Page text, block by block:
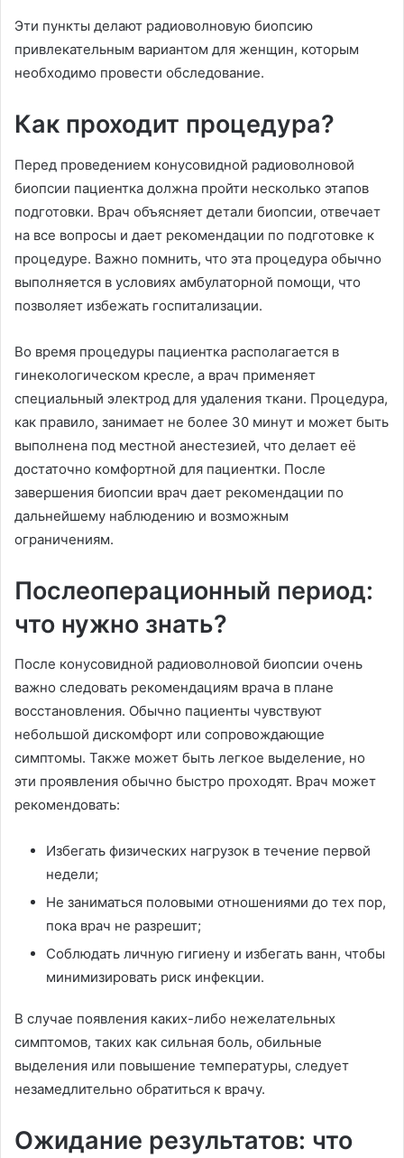
Эти пункты делают радиоволновую биопсию
привлекательным вариантом для женщин, которым
необходимо провести обследование.
Как проходит процедура?
Перед проведением конусовидной радиоволновой
биопсии пациентка должна пройти несколько этапов
подготовки. Врач объясняет детали биопсии, отвечает
на все вопросы и дает рекомендации по подготовке к
процедуре. Важно помнить, что эта процедура обычно
выполняется в условиях амбулаторной помощи, что
позволяет избежать госпитализации.
Во время процедуры пациентка располагается в
гинекологическом кресле, а врач применяет
специальный электрод для удаления ткани. Процедура,
как правило, занимает не более 30 минут и может быть
выполнена под местной анестезией, что делает её
достаточно комфортной для пациентки. После
завершения биопсии врач дает рекомендации по
дальнейшему наблюдению и возможным
ограничениям.
Послеоперационный период:
что нужно знать?
После конусовидной радиоволновой биопсии очень
важно следовать рекомендациям врача в плане
восстановления. Обычно пациенты чувствуют
небольшой дискомфорт или сопровождающие
симптомы. Также может быть легкое выделение, но
эти проявления обычно быстро проходят. Врач может
рекомендовать:
Избегать физических нагрузок в течение первой
недели;
Не заниматься половыми отношениями до тех пор,
пока врач не разрешит;
Соблюдать личную гигиену и избегать ванн, чтобы
минимизировать риск инфекции.
В случае появления каких-либо нежелательных
симптомов, таких как сильная боль, обильные
выделения или повышение температуры, следует
незамедлительно обратиться к врачу.
Ожидание результатов: что